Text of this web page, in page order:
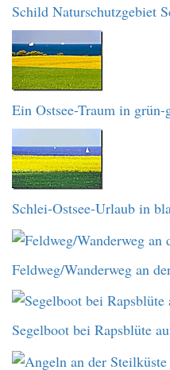
Schild Naturschutzgebiet
Ein Ostsee-Traum in grün-
Schlei-Ostsee-Urlaub in
Feldweg/Wanderweg an
Segelboot bei Rapsblüte